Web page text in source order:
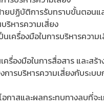
ยปฏิบัติการรับทราบขั้นตอนแ
ริหารความเสี่ยง
นเครื่องมือในการบริหารควา
ครื่องมือในการสื่อสาร และสร้
การบริหารความเสี่ยงกับระบ
อกาสและผลกระทบทางลบที่จ